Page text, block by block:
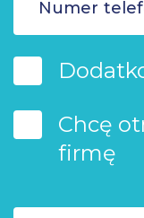
Chcę
firmę